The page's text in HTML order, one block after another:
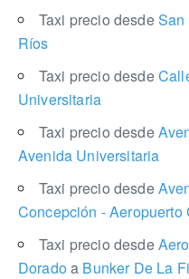
Taxi precio desde
Ríos
Taxi precio desde
Universitaria
Taxi precio desde
Avenida Universitaria
Taxi precio desde
Concepción - Aeropuerto
Taxi precio desde
Doradoa Bunker De La